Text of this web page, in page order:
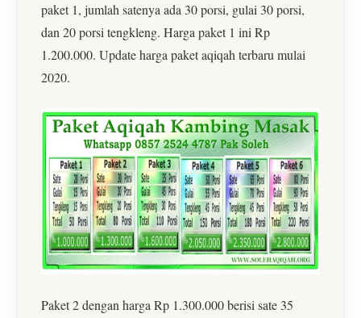
paket 1, jumlah satenya ada 30 porsi, gulai 30 porsi,
dan 20 porsi tengkleng. Harga paket 1 ini Rp
1.200.000. Update harga paket aqiqah terbaru mulai
2020.
Paket 2 dengan harga Rp 1.300.000 berisi sate 35